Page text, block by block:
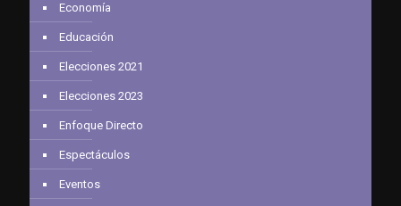
Economía
Educación
Elecciones 2021
Elecciones 2023
Enfoque Directo
Espectáculos
Eventos